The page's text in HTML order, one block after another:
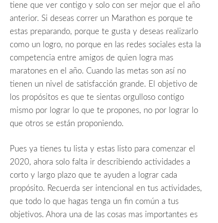
tiene que ver contigo y solo con ser mejor que el año
anterior. Si deseas correr un Marathon es porque te
estas preparando, porque te gusta y deseas realizarlo
como un logro, no porque en las redes sociales esta la
competencia entre amigos de quien logra mas
maratones en el año. Cuando las metas son así no
tienen un nivel de satisfacción grande. El objetivo de
los propósitos es que te sientas orgulloso contigo
mismo por lograr lo que te propones, no por lograr lo
que otros se están proponiendo.
Pues ya tienes tu lista y estas listo para comenzar el
2020, ahora solo falta ir describiendo actividades a
corto y largo plazo que te ayuden a lograr cada
propósito. Recuerda ser intencional en tus actividades,
que todo lo que hagas tenga un fin común a tus
objetivos. Ahora una de las cosas mas importantes es